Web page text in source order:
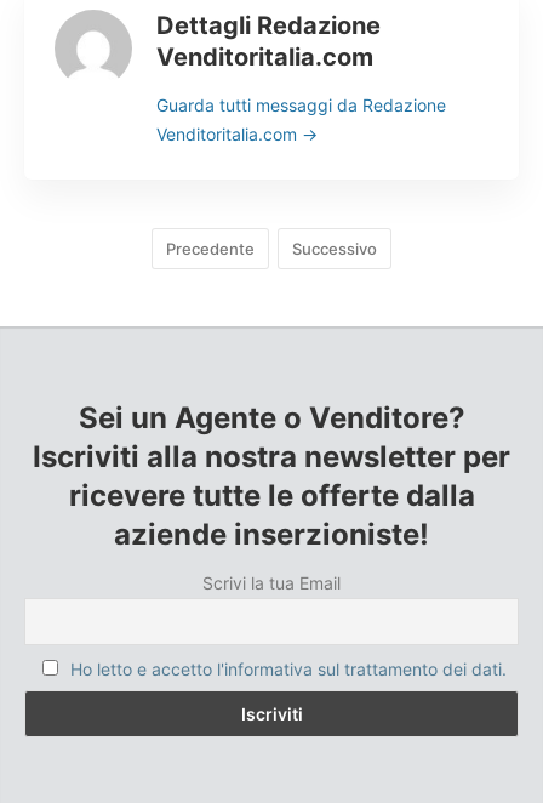
Dettagli Redazione
Venditoritalia.com
Guarda tutti messaggi da Redazione
Venditoritalia.com →
Precedente Successivo
Sei un Agente o Venditore?
Iscriviti alla nostra newsletter per
ricevere tutte le offerte dalla
aziende inserzioniste!
Scrivi la tua Email
Ho letto e accetto l'informativa sul trattamento dei dati.